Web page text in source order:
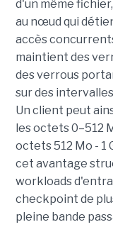
d'un même
au nœud qui
accès
maintient des
des verrous
sur des
Un client peut
les octets 0–512
octets 512 Mo - 1
cet avantage
workloads
checkpoint de
pleine bande